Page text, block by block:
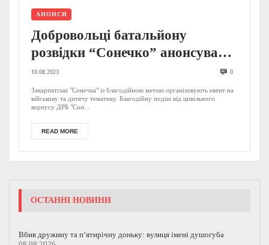
АНОНСИ
Добровольці батальйону
розвідки “Сонечко” анонсували
подію на Закарпатті: відомо, де і
коли (АНОНС)
10.08.2023 0
Закарпатські "Сонечка" із благодійною метою організовують евент на
військову та дитячу тематику. Благодійну подію від цивільного
корпусу ДРБ "Сон...
READ MORE
ОСТАННІ НОВИНИ
Вбив дружину та п’ятирічну доньку: вулиця імені душогуба